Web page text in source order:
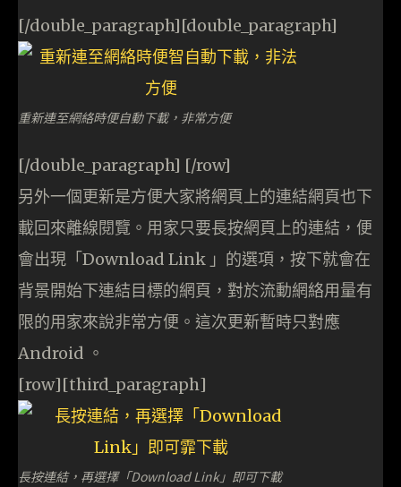
[/double_paragraph][double_paragraph]
重新連至網絡時便自動下載，非常方便
[/double_paragraph] [/row]
另外一個更新是方便大家將網頁上的連結網頁也下
載回來離線閱覽。用家只要長按網頁上的連結，便
會出現「Download Link 」的選項，按下就會在
背景開始下連結目標的網頁，對於流動網絡用量有
限的用家來說非常方便。這次更新暫時只對應
Android 。
[row][third_paragraph]
長按連結，再選擇「Download Link」即可下載